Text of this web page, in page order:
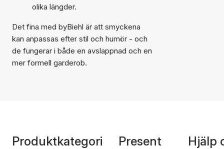
olika längder.
Det fina med byBiehl är att smyckena
kan anpassas efter stil och humör - och
de fungerar i både en avslappnad och en
mer formell garderob.
Produktkategori
Present
Hjälp